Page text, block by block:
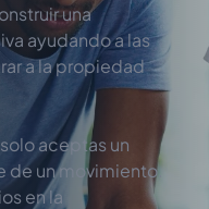
una
ayudando a las
a la propiedad
aceptas un
de un movimiento.
en la